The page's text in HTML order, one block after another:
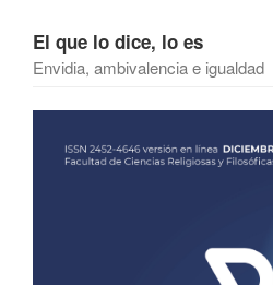
El que lo dice, lo es
Envidia, ambivalencia e igualdad
Barra
artículo